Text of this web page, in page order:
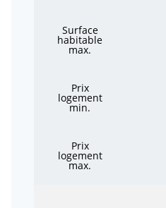
Surface
habitable
max.
Prix
logement
min.
Prix
logement
max.